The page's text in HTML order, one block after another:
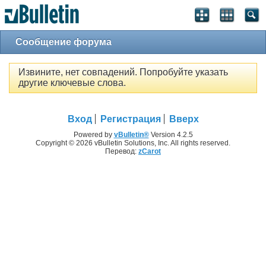
Сообщение форума
Извините, нет совпадений. Попробуйте указать
другие ключевые слова.
Вход Регистрация Вверх
Powered by vBulletin®Version 4.2.5
Copyright © 2026 vBulletin Solutions, Inc. All rights reserved.
Перевод: zCarot